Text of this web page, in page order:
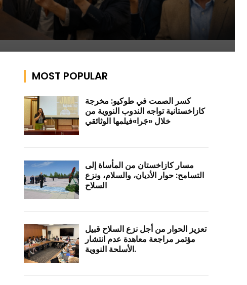
MOST POPULAR
كسر الصمت في طوكيو: مخرجة
كازاخستانية تواجه الندوب النووية من
خلال «جَرا»فيلمها الوثائقي
مسار كازاخستان من المأساة إلى
التسامح: حوار الأديان، والسلام، ونزع
السلاح
تعزيز الحوار من أجل نزع السلاح قبيل
مؤتمر مراجعة معاهدة عدم انتشار
الأسلحة النووية.